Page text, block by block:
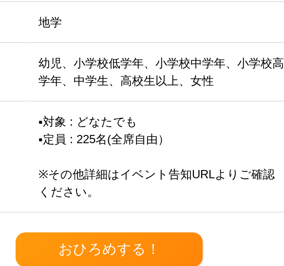
地学
幼児、小学校低学年、小学校中学年、小学校高
学年、中学生、高校生以上、女性
▪️対象 : どなたでも
▪️定員 : 225名(全席自由）
※その他詳細はイベント告知URLよりご確認
ください。